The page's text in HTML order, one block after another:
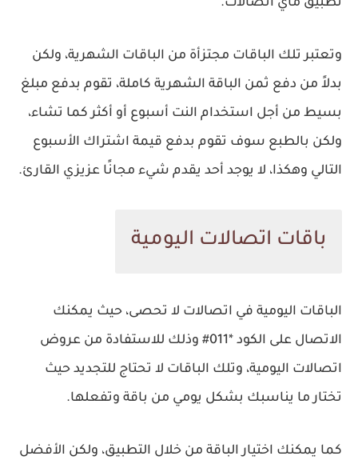
تطبيق ماي اتصالات.
وتعتبر تلك الباقات مجتزأة من الباقات الشهرية، ولكن
بدلاً من دفع ثمن الباقة الشهرية كاملة، تقوم بدفع مبلغ
بسيط من أجل استخدام النت أسبوع أو أكثر كما تشاء،
ولكن بالطبع سوف تقوم بدفع قيمة اشتراك الأسبوع
التالي وهكذا، لا يوجد أحد يقدم شيء مجانًا عزيزي القارئ.
باقات اتصالات اليومية
الباقات اليومية في اتصالات لا تحصى، حيث يمكنك
الاتصال على الكود *011# وذلك للاستفادة من عروض
اتصالات اليومية، وتلك الباقات لا تحتاج للتجديد حيث
تختار ما يناسبك بشكل يومي من باقة وتفعلها.
كما يمكنك اختيار الباقة من خلال التطبيق، ولكن الأفضل